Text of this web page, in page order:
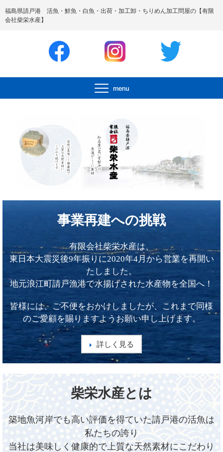
福島県請戸港 活魚・鮮魚・白魚・出荷・加工卸・ちりめん加工問屋の【有限
会社柴栄水産】
事業再建への挑戦
有限会社柴栄水産は、
東日本大震災後9年振りに2020年4月から営業を再開い
たしました。
地元浪江町請戸漁港で水揚げされた水産物を全国へ！
皆様には、ご不便をおかけしましたが、これまで同様
のご愛顧を賜りますようお願い申し上げます。
詳しく見る
柴栄水産とは
築地魚河岸でも高い評価を得ていた請戸港の活魚は
私たちの誇り
当社は美味しく健康的で上質な天然素材にこだわり